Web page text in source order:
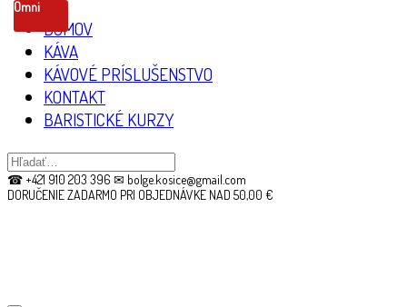
DOMOV
KÁVA
KÁVOVÉ PRÍSLUŠENSTVO
KONTAKT
BARISTICKÉ KURZY
☎ +421 910 203 396 ✉ bolge.kosice@gmail.com
DORUČENIE ZADARMO PRI OBJEDNÁVKE NAD 50,00 €
Omni